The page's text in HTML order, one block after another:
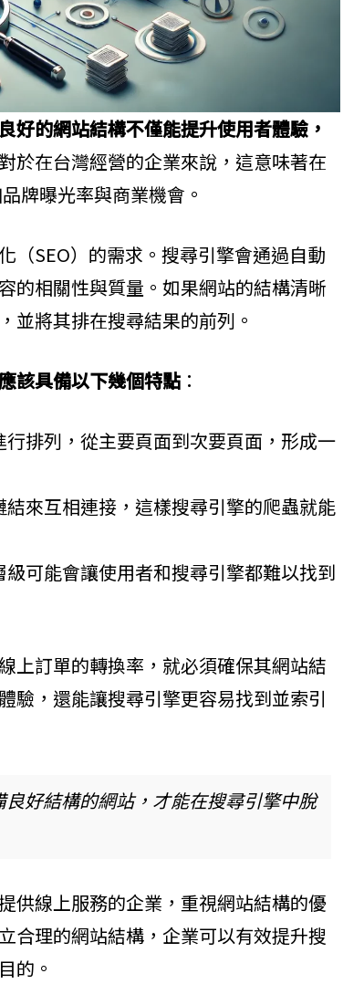
良好的網站結構不僅能提升使用者體驗，
於在台灣經營的企業來說，這意味著在
牌曝光率與商業機會。
（SEO）的需求。搜尋引擎會通過自動
的相關性與質量。如果網站的結構清晰
並將其排在搜尋結果的前列。
該具備以下幾個特點 ：
排列，從主要頁面到次要頁面，形成一
來互相連接，這樣搜尋引擎的爬蟲就能
可能會讓使用者和搜尋引擎都難以找到
上訂單的轉換率，就必須確保其網站結
驗，還能讓搜尋引擎更容易找到並索引
好結構的網站，才能在搜尋引擎中脫
供線上服務的企業，重視網站結構的優
合理的網站結構，企業可以有效提升搜
的。